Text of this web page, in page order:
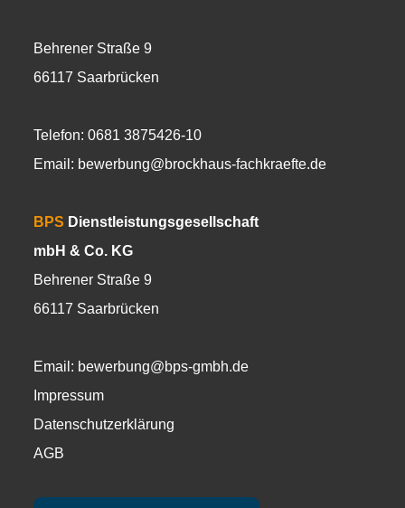
Behrener Straße 9
66117 Saarbrücken
Telefon: 0681 3875426-10
Email: bewerbung@brockhaus-fachkraefte.de
BPS Dienstleistungsgesellschaft
mbH & Co. KG
Behrener Straße 9
66117 Saarbrücken
Email: bewerbung@bps-gmbh.de
Impressum
Datenschutzerklärung
AGB